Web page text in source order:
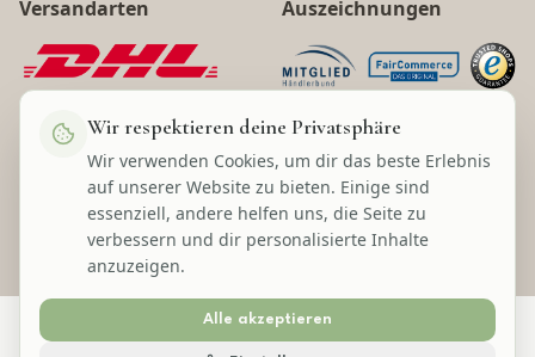
Wir respektieren deine Privatsphäre
Wir verwenden Cookies, um dir das beste Erlebnis
auf unserer Website zu bieten. Einige sind
essenziell, andere helfen uns, die Seite zu
verbessern und dir personalisierte Inhalte
anzuzeigen.
Alle akzeptieren
Versandarten Auszeichnungen
Lecom Handels GmbH
* Alle Preise inkl. gesetzl. Mehrwertsteuer zzgl. Versandkosten und ggf.
Nachnahmegebühren, wenn nicht anders angegeben.